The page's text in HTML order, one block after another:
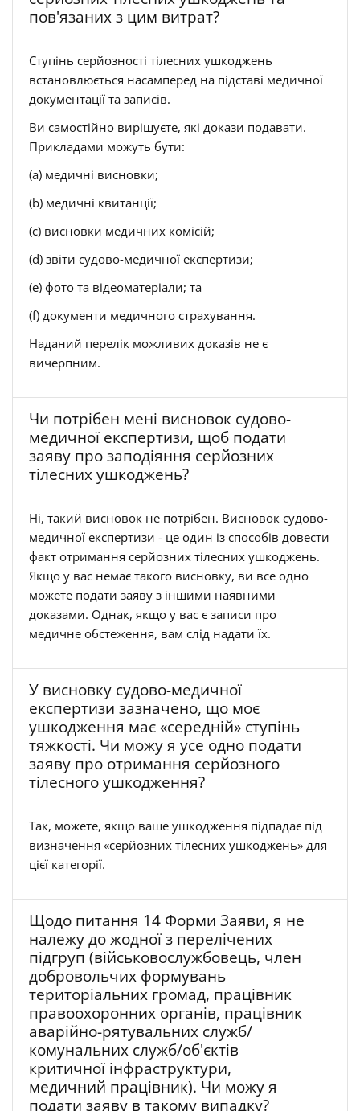
пов'язаних з цим витрат?
Ступінь серйозності тілесних ушкоджень
встановлюється насамперед на підставі медичної
документації та записів.
Ви самостійно вирішуєте, які докази подавати.
Прикладами можуть бути:
(a) медичні висновки;
(b) медичні квитанції;
(c) висновки медичних комісій;
(d) звіти судово-медичної експертизи;
(e) фото та відеоматеріали; та
(f) документи медичного страхування.
Наданий перелік можливих доказів не є
вичерпним.
Чи потрібен мені висновок судово-
медичної експертизи, щоб подати
заяву про заподіяння серйозних
тілесних ушкоджень?
Ні, такий висновок не потрібен. Висновок судово-
медичної експертизи - це один із способів довести
факт отримання серйозних тілесних ушкоджень.
Якщо у вас немає такого висновку, ви все одно
можете подати заяву з іншими наявними
доказами. Однак, якщо у вас є записи про
медичне обстеження, вам слід надати їх.
У висновку судово-медичної
експертизи зазначено, що моє
ушкодження має «середній» ступінь
тяжкості. Чи можу я усе одно подати
заяву про отримання серйозного
тілесного ушкодження?
Так, можете, якщо ваше ушкодження підпадає під
визначення «серйозних тілесних ушкоджень» для
цієї категорії.
Щодо питання 14 Форми Заяви, я не
належу до жодної з перелічених
підгруп (військовослужбовець, член
добровольчих формувань
територіальних громад, працівник
правоохоронних органів, працівник
аварійно-рятувальних служб/
комунальних служб/об'єктів
критичної інфраструктури,
медичний працівник). Чи можу я
подати заяву в такому випадку?